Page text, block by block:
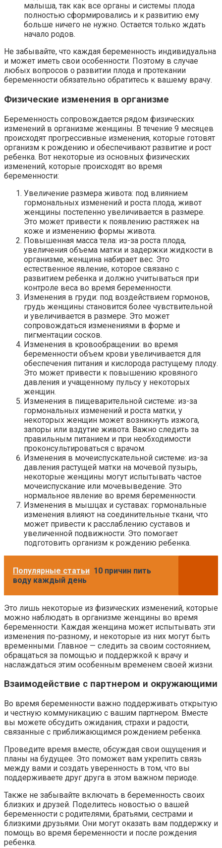
малыша, так как все органы и системы плода
полностью сформировались и к развитию ему
больше ничего не нужно. Остается только ждать
начало родов.
Не забывайте, что каждая беременность индивидуальна
и может иметь свои особенности. Поэтому в случае
любых вопросов о развитии плода и протекании
беременности обязательно обратитесь к вашему врачу.
Физические изменения в организме
Беременность сопровождается рядом физических
изменений в организме женщины. В течение 9 месяцев
происходят прогрессивные изменения, которые готовят
организм к рождению и обеспечивают развитие и рост
ребенка. Вот некоторые из основных физических
изменений, которые происходят во время
беременности:
Увеличение размера живота: под влиянием
гормональных изменений и роста плода, живот
женщины постепенно увеличивается в размере.
Это может привести к появлению растяжек на
коже и изменению формы живота.
Повышенная масса тела: из-за роста плода,
увеличения объема матки и задержки жидкости в
организме, женщина набирает вес. Это
естественное явление, которое связано с
развитием ребенка и должно учитываться при
контроле веса во время беременности.
Изменения в груди: под воздействием гормонов,
грудь женщины становится более чувствительной
и увеличивается в размере. Это может
сопровождаться изменениями в форме и
пигментации сосков.
Изменения в кровообращении: во время
беременности объем крови увеличивается для
обеспечения питания и кислорода растущему плоду.
Это может привести к повышению кровяного
давления и учащенному пульсу у некоторых
женщин.
Изменения в пищеварительной системе: из-за
гормональных изменений и роста матки, у
некоторых женщин может возникнуть изжога,
запоры или вздутие живота. Важно следить за
правильным питанием и при необходимости
проконсультироваться с врачом.
Изменения в мочеиспускательной системе: из-за
давления растущей матки на мочевой пузырь,
некоторые женщины могут испытывать частое
мочеиспускание или мочевыведение. Это
нормальное явление во время беременности.
Изменения в мышцах и суставах: гормональные
изменения влияют на соединительные ткани, что
может привести к расслаблению суставов и
увеличенной подвижности. Это помогает
подготовить организм к рождению ребенка.
Популярные статьи 10 причин пить
воду каждый день
Это лишь некоторые из физических изменений, которые
можно наблюдать в организме женщины во время
беременности. Каждая женщина может испытывать эти
изменения по-разному, и некоторые из них могут быть
временными. Главное — следить за своим состоянием,
обращаться за помощью и поддержкой к врачу и
наслаждаться этим особенным временем своей жизни.
Взаимодействие с партнером и окружающими
Во время беременности важно поддерживать открытую
и честную коммуникацию с вашим партнером. Вместе
вы можете обсудить ожидания, страхи и радости,
связанные с приближающимся рождением ребенка.
Проведите время вместе, обсуждая свои ощущения и
планы на будущее. Это поможет вам укрепить связь
между вами и создать уверенность в том, что вы
поддерживаете друг друга в этом важном периоде.
Также не забывайте включать в беременность своих
близких и друзей. Поделитесь новостью о вашей
беременности с родителями, братьями, сестрами и
близкими друзьями. Они могут оказать вам поддержку и
помощь во время беременности и после рождения
ребенка.